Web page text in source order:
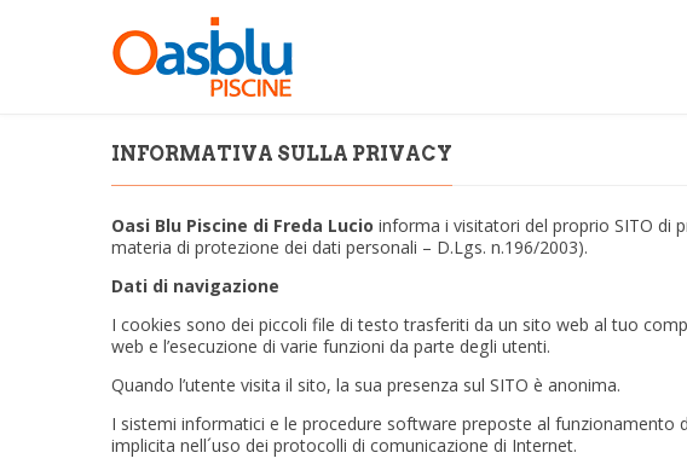
INFORMATIVA SULLA PRIVACY
Oasi Blu Piscine di Freda Lucio informa i visitatori del proprio SITO di
materia di protezione dei dati personali – D.Lgs. n.196/2003).
Dati di navigazione
I cookies sono dei piccoli file di testo trasferiti da un sito web al tuo
web e l’esecuzione di varie funzioni da parte degli utenti.
Quando l’utente visita il sito, la sua presenza sul SITO è anonima.
I sistemi informatici e le procedure software preposte al funzionamento
implicita nell´uso dei protocolli di comunicazione di Internet.